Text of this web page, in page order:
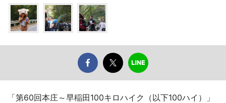
「第60回本庄～早稲田100キロハイク（以下100ハイ）」